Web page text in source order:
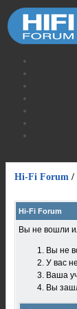
Hi-Fi Forum /
Hi-Fi Forum
Вы не вошли
Вы не
У вас
Ваша
Вы